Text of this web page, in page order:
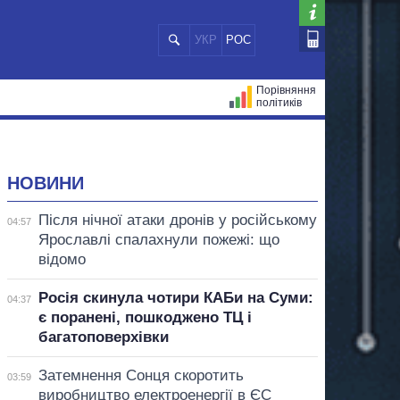
УКР РОС
Порівняння
політиків
НОВИНИ
04:57
Після нічної атаки дронів у російському
Ярославлі спалахнули пожежі: що
відомо
04:37
Росія скинула чотири КАБи на Суми:
є поранені, пошкоджено ТЦ і
багатоповерхівки
03:59
Затемнення Сонця скоротить
виробництво електроенергії в ЄС